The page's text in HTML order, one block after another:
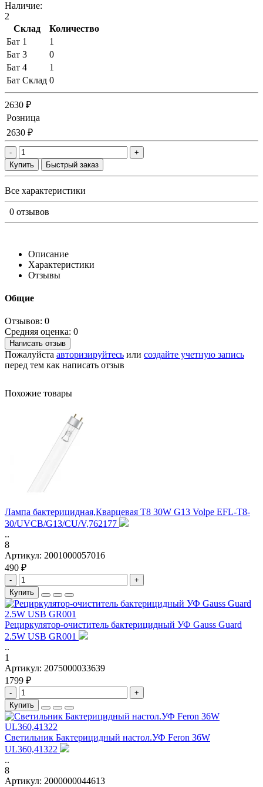
Наличие:
2
Склад
Количество
Бат 1
1
Бат 3
0
Бат 4
1
Бат Склад 0
2630 ₽
Розница
2630 ₽
-
+
Купить
Быстрый заказ
Все характеристики
0 отзывов
Описание
Характеристики
Отзывы
Общие
Отзывов: 0
Средняя оценка: 0
Написать отзыв
Пожалуйста авторизируйтесь или создайте учетную запись
перед тем как написать отзыв
Похожие товары
Лампа бактерицидная,Кварцевая T8 30W G13 Volpe EFL-T8-
30/UVCB/G13/CU/V,762177
..
8
Артикул: 2001000057016
490 ₽
-
+
Купить
Рециркулятор-очиститель бактерицидный УФ Gauss Guard
2.5W USB GR001
..
1
Артикул: 2075000033639
1799 ₽
-
+
Купить
Светильник Бактерицидный настол.УФ Feron 36W
UL360,41322
..
8
Артикул: 2000000044613